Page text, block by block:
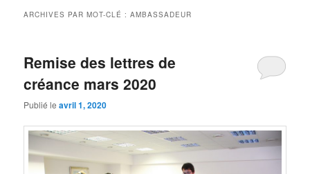
ARCHIVES PAR MOT-CLÉ :AMBASSADEUR
Remise des lettres de
créance mars 2020
Publié leavril 1, 2020